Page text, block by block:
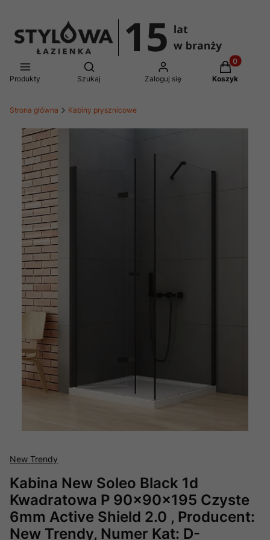
Produkty
Otwórz wyszukiwarkę
Szukaj Zaloguj się
Produkty
Koszyk
Strona główna Kabiny prysznicowe
New Trendy
Kabina New Soleo Black 1d
Kwadratowa P 90x90x195 Czyste
6mm Active Shield 2.0 , Producent:
New Trendy, Numer Kat: D-